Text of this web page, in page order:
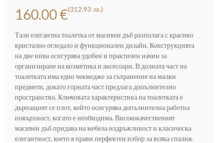
160.00€(312.93 лв.)
Тази елегантна тоалетка от масивен дъб разполага с красиво
кристално огледало и функционален дизайн. Конструкцията
на две нива осигурява удобен и практичен начин за
организиране на козметика и аксесоари. В долната част на
тоалетката има едно чекмедже за съхранение на малки
предмети, докато горната част предлага допълнително
пространство. Ключовата характеристика на тоалетката е
дърпащият се плот, който осигурява допълнителна работна
повърхност, когато е необходима. Висококачественият
масивен дъб придава на мебела издръжливост и класическа
елегантност, което я прави перфектен избор за всяка спалня.